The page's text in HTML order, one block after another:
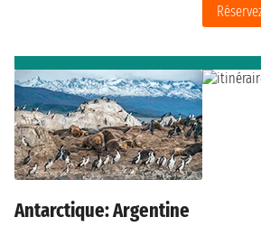
Antarctique: Argentine